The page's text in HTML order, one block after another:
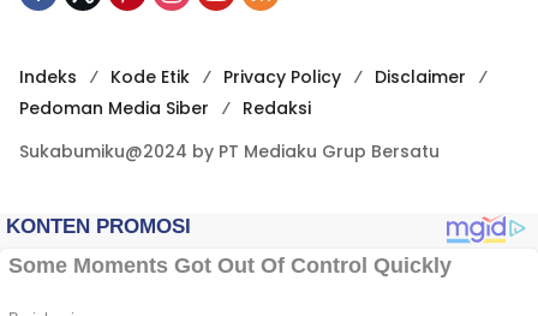
Indeks Kode Etik Privacy Policy
Disclaimer
Pedoman Media Siber
Redaksi
Sukabumiku@2024 by PT Mediaku Grup Bersatu